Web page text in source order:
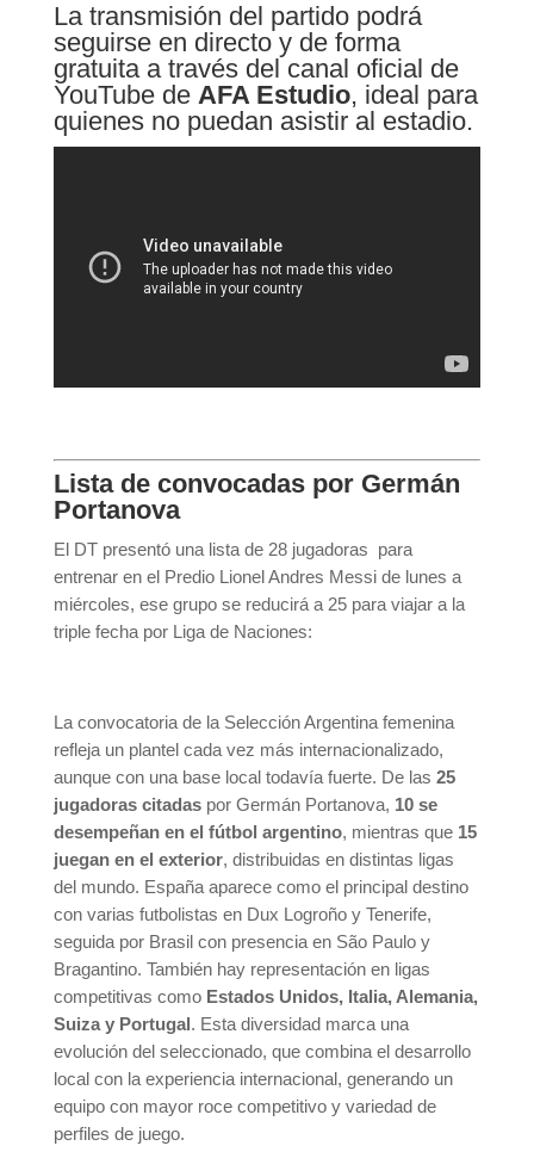
La transmisión del partido podrá
seguirse en directo y de forma
gratuita a través del canal oficial de
YouTube de AFA Estudio, ideal para
quienes no puedan asistir al estadio.
Lista de convocadas por Germán
Portanova
El DT presentó una lista de 28 jugadoras para
entrenar en el Predio Lionel Andres Messi de lunes a
miércoles, ese grupo se reducirá a 25 para viajar a la
triple fecha por Liga de Naciones:
La convocatoria de la Selección Argentina femenina
refleja un plantel cada vez más internacionalizado,
aunque con una base local todavía fuerte. De las 25
jugadoras citadaspor Germán Portanova, 10 se
desempeñan en el fútbol argentino, mientras que 15
juegan en el exterior, distribuidas en distintas ligas
del mundo. España aparece como el principal destino
con varias futbolistas en Dux Logroño y Tenerife,
seguida por Brasil con presencia en São Paulo y
Bragantino. También hay representación en ligas
competitivas como Estados Unidos, Italia, Alemania,
Suiza y Portugal. Esta diversidad marca una
evolución del seleccionado, que combina el desarrollo
local con la experiencia internacional, generando un
equipo con mayor roce competitivo y variedad de
perfiles de juego.